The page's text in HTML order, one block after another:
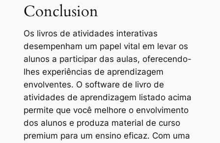
Conclusion
Os livros de atividades interativas
desempenham um papel vital em levar os
alunos a participar das aulas, oferecendo-
lhes experiências de aprendizagem
envolventes. O software de livro de
atividades de aprendizagem listado acima
permite que você melhore o envolvimento
dos alunos e produza material de curso
premium para um ensino eficaz. Com uma